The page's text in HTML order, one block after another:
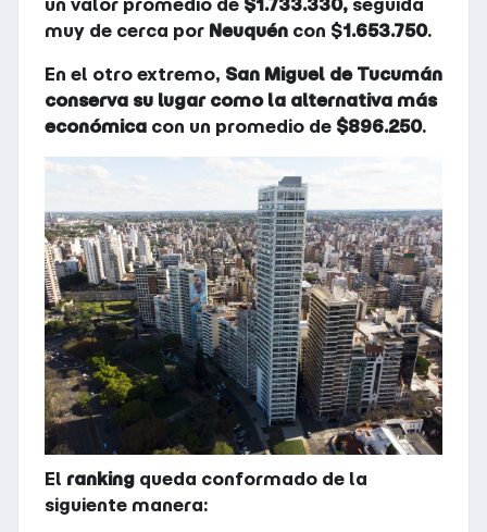
muy de cerca por Neuquén con $1.653.750.
En el otro extremo, San Miguel de Tucumán
conserva su lugar como la alternativa más
económica con un promedio de $896.250.
El ranking queda conformado de la
siguiente manera: